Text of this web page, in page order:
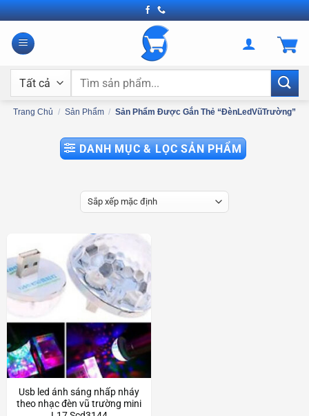
Bỏ
qua
nội
Tìm
Trang Chủ / Sản Phẩm / Sản Phẩm Được Gắn Thẻ “ĐènLedVũTrường”
DANH MỤC & LỌC SẢN PHẨM
Usb led ánh sáng nhấp nháy
theo nhạc đèn vũ trường mini